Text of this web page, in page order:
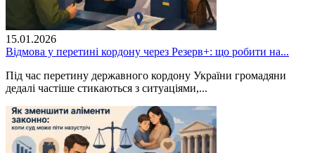
15.01.2026
Відмова у перетині кордону через Резерв+: що робити на...
Під час перетину державного кордону України громадяни
дедалі частіше стикаються з ситуаціями,...